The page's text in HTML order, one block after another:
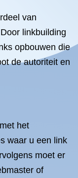
van
linkbuilding
opbouwen die
de autoriteit en
het
waar u een link
moet er
of